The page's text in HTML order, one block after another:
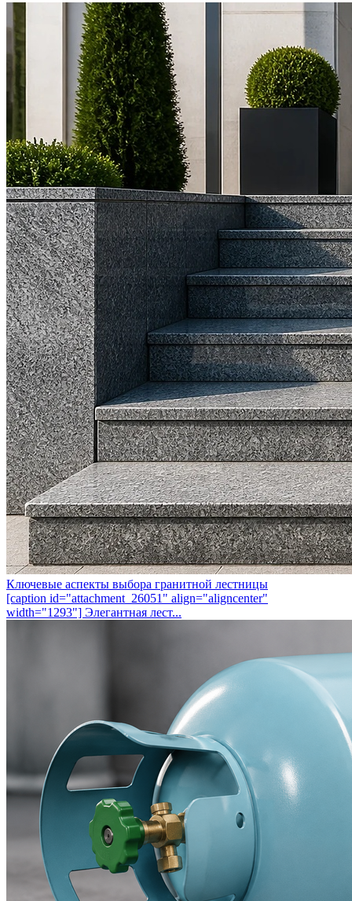
Ключевые аспекты выбора гранитной лестницы
[caption id="attachment_26051" align="aligncenter"
width="1293"] Элегантная лест...